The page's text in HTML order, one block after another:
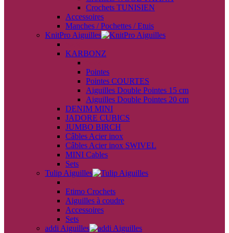
Crochets TUNISIEN
Accessoires
Manches / Pochettes / Etuis
KnitPro Aiguilles
KARBONZ
Pointes
Pointes COURTES
Aiguilles Double Pointes 15 cm
Aiguilles Double Pointes 20 cm
DENIM MINI
JADORE CUBICS
JUMBO BIRCH
Câbles Acier inox
Câbles Acier inox SWIVEL
MINI Cables
Sets
Tulip Aiguilles
Etimo Crochets
Aiguilles à coudre
Accessoires
Sets
addi Aiguilles